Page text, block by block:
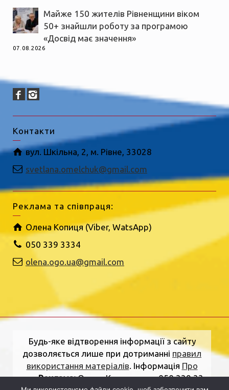
Майже 150 жителів Рівненщини віком
50+ знайшли роботу за програмою
«Досвід має значення»
07.08.2026
Контакти
вул. Шкільна, 2, м. Рівне, 33028
svetlana.omelchuk@gmail.com
Реклама та співпраця:
Олена Копиця (Viber, WatsApp)
050 339 3334
olena.ogo.ua@gmail.com
Будь-яке відтворення інформації з сайту
дозволяється лише при дотриманні правил
використання матеріалів. Інформація Про
нас.Реклама:Олена Копиця, тел. 050 339 33